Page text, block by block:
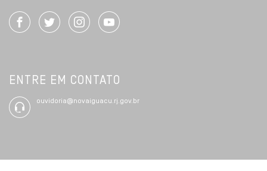
ENTRE EM CONTATO
ouvidoria@novaiguacu.rj.gov.br